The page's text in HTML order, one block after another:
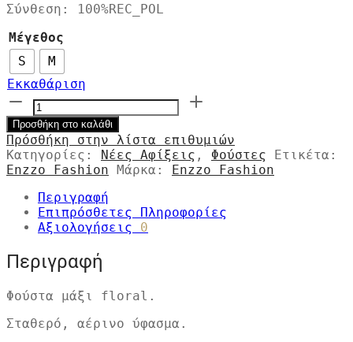
τιμή
€99,50.
τιμή
Σύνθεση: 100%REC_POL
Μέγεθος
S
M
Εκκαθάριση
Φούστα
Yasmin
ποσότητα
Προσθήκη στο καλάθι
Πρόσθήκη στην λίστα επιθυμιών
Κατηγορίες: Νέες Αφίξεις , Φούστες
Ετικέτα:
Enzzo Fashion Μάρκα: Enzzo Fashion
Περιγραφή
Επιπρόσθετες Πληροφορίες
Αξιολογήσεις 0
Περιγραφή
Φούστα μάξι floral.
Σταθερό, αέρινο ύφασμα.